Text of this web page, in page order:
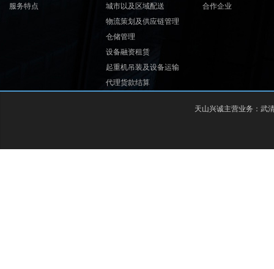
服务特点
城市以及区域配送
物流策划及供应链管理
仓储管理
设备融资租赁
起重机吊装及设备运输
代理货款结算
合作企业
天山兴诚主营业务： 武